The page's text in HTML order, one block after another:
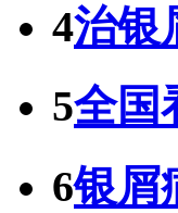
4治银
5全国
6银屑